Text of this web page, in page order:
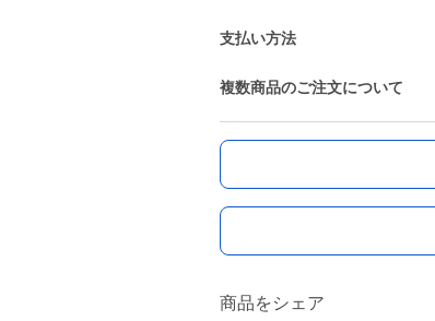
支払い方法
複数商品のご注文について
商品をシェア